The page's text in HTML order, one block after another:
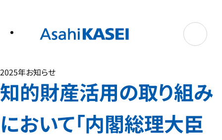
2025年お知らせ
知的財産活用の取り組み
において「内閣総理大臣